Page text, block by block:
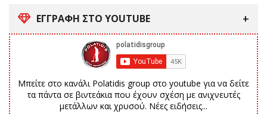
ΕΓΓΡΑΦΗ ΣΤΟ YOUTUBE
Μπείτε στο κανάλι Polatidis group στο youtube για να δείτε
τα πάντα σε βιντεάκια που έχουν σχέση με ανιχνευτές
μετάλλων και χρυσού. Νέες ειδήσεις...